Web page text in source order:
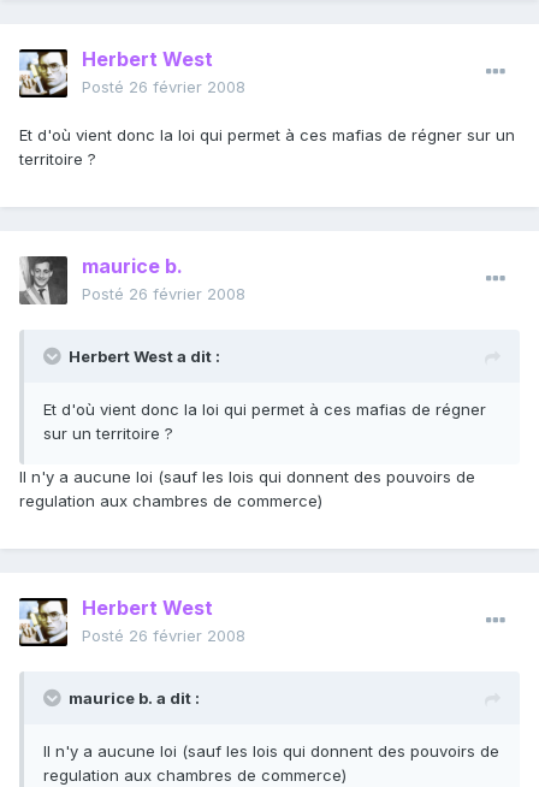
Herbert West
Posté 26 février 2008
Et d'où vient donc la loi qui permet à ces mafias de régner sur un
territoire ?
maurice b.
Posté 26 février 2008
Herbert West a dit :
Et d'où vient donc la loi qui permet à ces mafias de régner
sur un territoire ?
Il n'y a aucune loi (sauf les lois qui donnent des pouvoirs de
regulation aux chambres de commerce)
Herbert West
Posté 26 février 2008
maurice b. a dit :
Il n'y a aucune loi (sauf les lois qui donnent des pouvoirs de
regulation aux chambres de commerce)